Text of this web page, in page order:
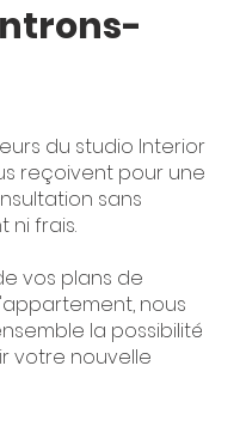
du studio Interior
reçoivent pour une
sans
ni frais.
vos plans de
nous
la possibilité
votre nouvelle